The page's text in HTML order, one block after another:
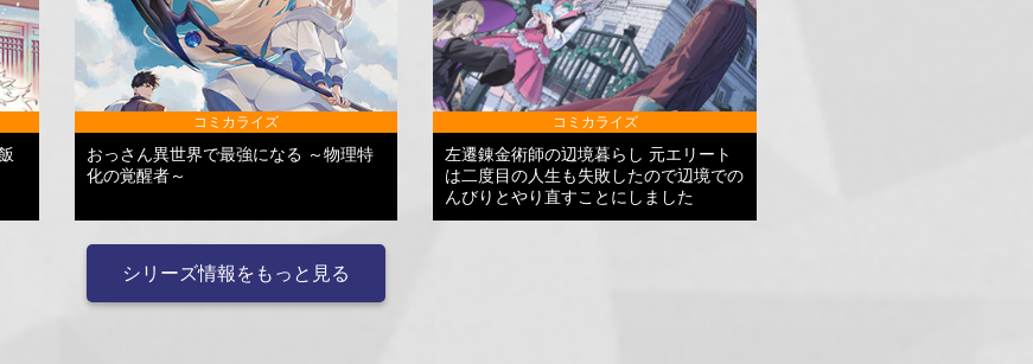
コミカライズ
おっさん異世界で最強になる ～物理特
化の覚醒者～
コミカライズ
左遷錬金術師の辺境暮らし 元エリート
は二度目の人生も失敗したので辺境での
んびりとやり直すことにしました
シリーズ情報をもっと見る